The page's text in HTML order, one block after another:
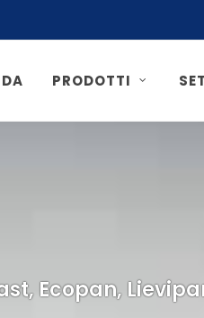
PRODOTTI
Ecopan,